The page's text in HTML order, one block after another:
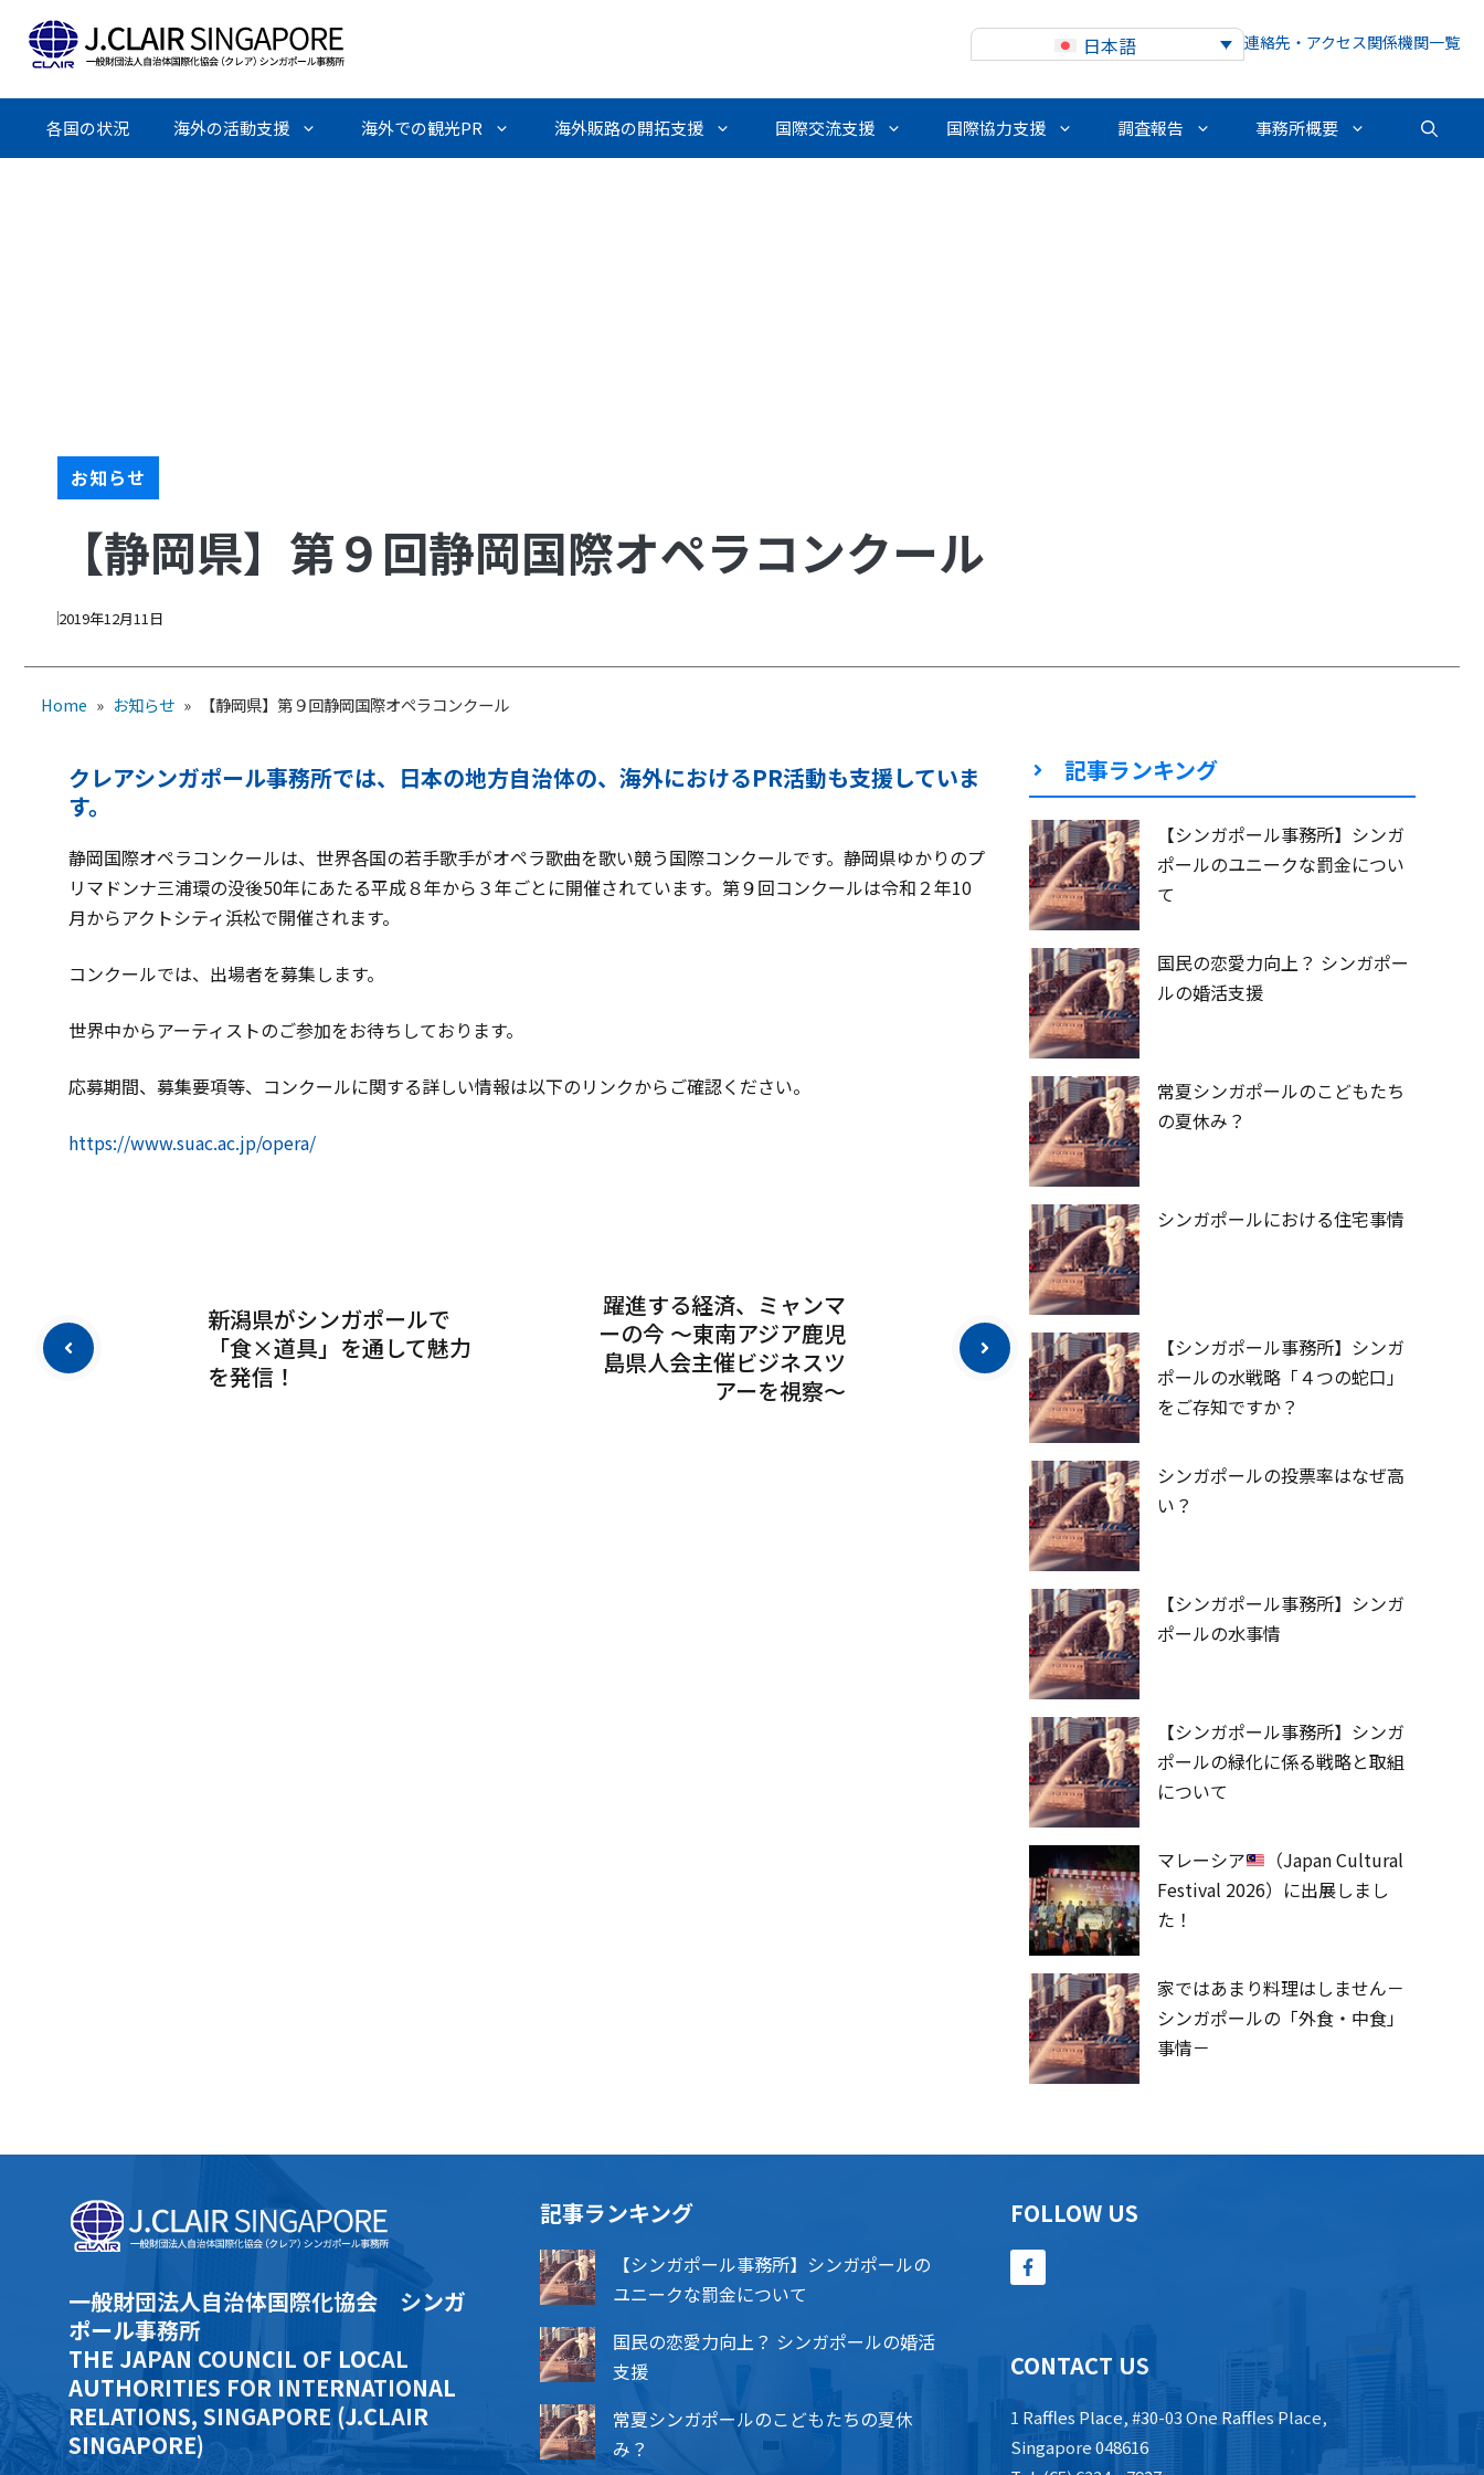
content
日本語 連絡先・アクセス関係機関一覧
各国の状況 海外の活動支援 海外での観光PR 海外販路の開拓支援 国際交流支援 国際協力支援 調査報告 事務所概要
お知らせ
【静岡県】第９回静岡国際オペラコンクール
2019年12月11日
Home » お知らせ » 【静岡県】第９回静岡国際オペラコンクール
クレアシンガポール事務所では、日本の地方自治体の、海外におけるPR活動も支援していま
す。
静岡国際オペラコンクールは、世界各国の若手歌手がオペラ歌曲を歌い競う国際コンクールです。静岡県ゆかりのプ
リマドンナ三浦環の没後50年にあたる平成８年から３年ごとに開催されています。第９回コンクールは令和２年10
月からアクトシティ浜松で開催されます。
コンクールでは、出場者を募集します。
世界中からアーティストのご参加をお待ちしております。
応募期間、募集要項等、コンクールに関する詳しい情報は以下のリンクからご確認ください。
https://www.suac.ac.jp/opera/
新潟県がシンガポールで
「食×道具」を通して魅力
を発信！
躍進する経済、ミャンマ
ーの今 ～東南アジア鹿児
島県人会主催ビジネスツ
アーを視察～
記事ランキング
【シンガポール事務所】シンガ
ポールのユニークな罰金につい
て
国民の恋愛力向上？ シンガポー
ルの婚活支援
常夏シンガポールのこどもたち
の夏休み？
シンガポールにおける住宅事情
【シンガポール事務所】シンガ
ポールの水戦略「４つの蛇口」
をご存知ですか？
シンガポールの投票率はなぜ高
い？
【シンガポール事務所】シンガ
ポールの水事情
【シンガポール事務所】シンガ
ポールの緑化に係る戦略と取組
について
マレーシア
（Japan Cultural
Festival 2026）に出展しまし
た！
家ではあまり料理はしません－
シンガポールの「外食・中食」
事情－
一般財団法人自治体国際化協会 シンガ
ポール事務所
THE JAPAN COUNCIL OF LOCAL
AUTHORITIES FOR INTERNATIONAL
RELATIONS, SINGAPORE (J.CLAIR
SINGAPORE)
記事ランキング
【シンガポール事務所】シンガポールの
ユニークな罰金について
国民の恋愛力向上？ シンガポールの婚活
支援
常夏シンガポールのこどもたちの夏休
み？
FOLLOW US
CONTACT US
1 Raffles Place, #30-03 One Raffles Place,
Singapore 048616